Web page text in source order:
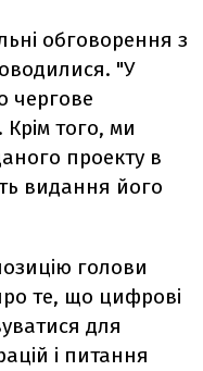
обговорення з
"У
чергове
того, ми
проекту в
видання його
голови
те, що цифрові
для
і питання